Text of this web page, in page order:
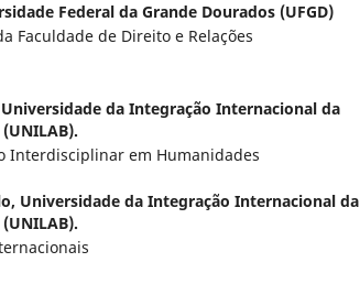
Federal da Grande Dourados (UFGD)
Faculdade de Direito e Relações
Universidade da Integração Internacional da
Interdisciplinar em Humanidades
Universidade da Integração Internacional da